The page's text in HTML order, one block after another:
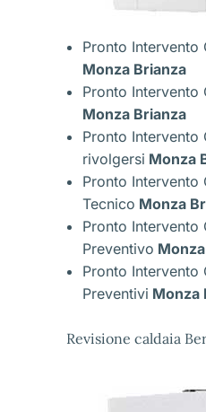
Pronto Intervento
Monza Brianza
Pronto Intervento
Monza Brianza
Pronto Intervento
rivolgersi Monza
Pronto Intervento
Tecnico Monza
Pronto Intervento
Preventivo
Pronto Intervento
Preventivi Monza
Revisione caldaia